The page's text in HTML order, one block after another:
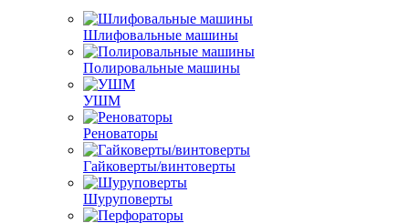
Шлифовальные машины
Полировальные машины
УШМ
Реноваторы
Гайковерты/винтоверты
Шуруповерты